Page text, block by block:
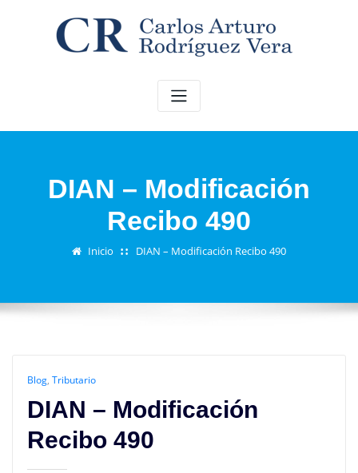
DIAN – Modificación
Recibo 490
Inicio DIAN – Modificación Recibo 490
Blog, Tributario
DIAN – Modificación
Recibo 490